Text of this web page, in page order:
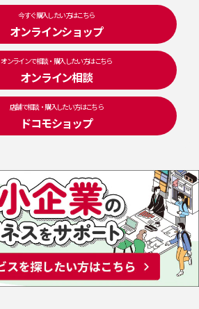
今すぐ購入したい方はこちら
オンラインショップ
オンラインで相談・購入したい方はこちら
オンライン相談
店舗で相談・購入したい方はこちら
ドコモショップ